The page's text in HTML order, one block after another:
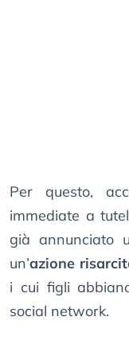
Per questo,
immediate a
già annunciato
un’azione
i cui figli
social network.